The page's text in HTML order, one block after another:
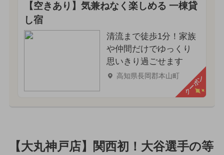
【空きあり】気兼ねなく楽しめる 一棟貸
し宿
清流まで徒歩1分！家族
や仲間だけでゆっくり
思いきり過ごせます
高知県長岡郡本山町 クーポン
【大丸神戸店】関西初！大谷選手の等